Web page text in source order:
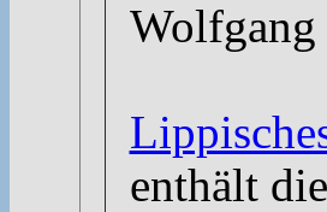
Wolfgang
enthält